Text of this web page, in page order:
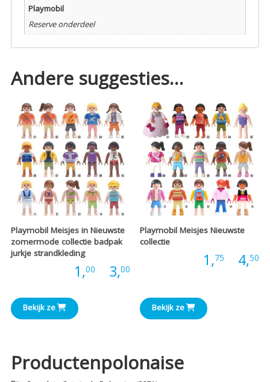
Playmobil
Reserve onderdeel
Andere suggesties…
Playmobil Meisjes in Nieuwste
zomermode collectie badpak
jurkje strandkleding
1,00 3,00Prijsklasse:
€1,00
tot
Bekijk ze
Playmobil Meisjes Nieuwste
collectie
1,75 4,50
Bekijk ze
Productenpolonaise